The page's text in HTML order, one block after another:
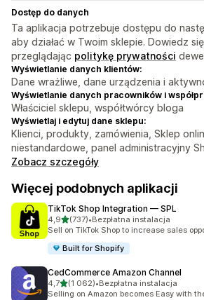
Dostęp do danych
Ta aplikacja potrzebuje dostępu do
aby działać w Twoim sklepie. Dowiedz
przeglądając politykę prywatności
Wyświetlanie danych klientów:
Dane wrażliwe, dane urządzenia i
Wyświetlanie danych pracowników i
Właściciel sklepu, współtwórcy bloga
Wyświetlaj i edytuj dane sklepu:
Klienci, produkty, zamówienia, Sklep
niestandardowe, panel administracyjny
Zobacz szczegóły
Więcej podobnych aplikacji
TikTok Shop Integration — SPL
4,9na 5 gwiazdek
(737)
Łączna liczba recenzji: 737
•Bezpłatna instalacja
Sell on TikTok Shop to increase sales
Built for Shopify
CedCommerce Amazon Channel
4,7na 5 gwiazdek
(1 062)
Łączna liczba recenzji: 1062
•Bezpłatna instalacja
Selling on Amazon becomes Easy with